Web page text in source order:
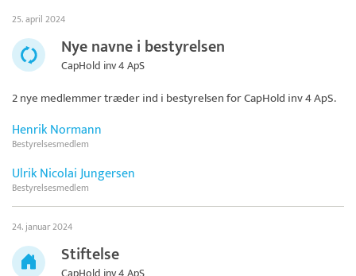
25. april 2024
Nye navne i bestyrelsen
CapHold inv 4 ApS
2 nye medlemmer træder ind i bestyrelsen forCapHold inv 4 ApS.
Henrik Normann
Bestyrelsesmedlem
Ulrik Nicolai Jungersen
Bestyrelsesmedlem
24. januar 2024
Stiftelse